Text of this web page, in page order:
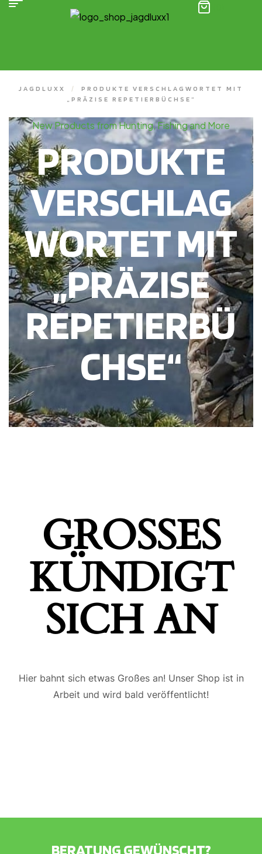
JAGDLUXX /
PRODUKTE VERSCHLAGWORTET MIT
„PRÄZISE REPETIERBÜCHSE“
New Products from Hunting, Fishing and More
PRODUKTE
VERSCHLAG
WORTET MIT
„PRÄZISE
REPETIERBÜ
CHSE“
GROSSES K
ÜNDIGT S
ICH AN
Hier bahnt sich etwas Großes an! Unser Shop ist in
Arbeit und wird bald veröffentlicht!
BERATUNG GEWÜNSCHT?